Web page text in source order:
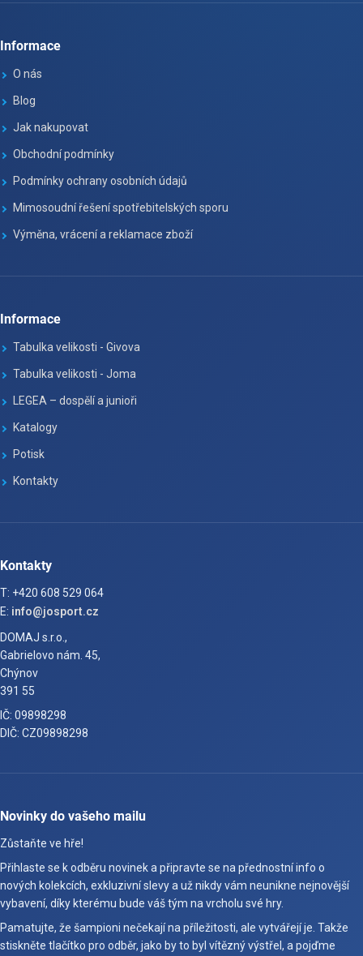
Informace
O nás
Blog
Jak nakupovat
Obchodní podmínky
Podmínky ochrany osobních údajů
Mimosoudní řešení spotřebitelských sporu
Výměna, vrácení a reklamace zboží
Informace
Tabulka velikosti - Givova
Tabulka velikosti - Joma
LEGEA – dospělí a junioři
Katalogy
Potisk
Kontakty
Kontakty
T: +420 608 529 064
E: info@josport.cz
DOMAJ s.r.o.,
Gabrielovo nám. 45,
Chýnov
391 55
IČ: 09898298
DIČ: CZ09898298
Novinky do vašeho mailu
Zůstaňte ve hře!
Přihlaste se k odběru novinek a připravte se na přednostní info o
nových kolekcích, exkluzivní slevy a už nikdy vám neunikne nejnovější
vybavení, díky kterému bude váš tým na vrcholu své hry.
Pamatujte, že šampioni nečekají na příležitosti, ale vytvářejí je. Takže
stiskněte tlačítko pro odběr, jako by to byl vítězný výstřel, a pojďme